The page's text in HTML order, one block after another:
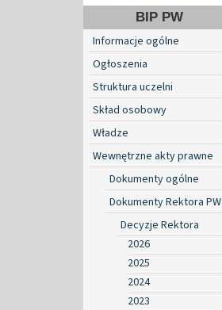
BIP PW
Informacje ogólne
Ogłoszenia
Struktura uczelni
Skład osobowy
Władze
Wewnętrzne akty prawne
Dokumenty ogólne
Dokumenty Rektora PW
Decyzje Rektora
2026
2025
2024
2023